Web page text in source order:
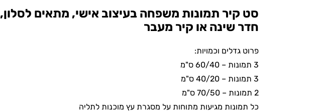
סט קיר תמונות משפחה בעיצוב אישי, מתאים לסלון,
חדר שינה או קיר מעבר
פרוט גדלים וכמויות:
3 תמונות – 60/40 ס"מ
3 תמונות – 40/20 ס"מ
2 תמונות – 70/50 ס"מ
כל תמונות מגיעות מתוחות על מסגרת עץ מוכנות לתליה